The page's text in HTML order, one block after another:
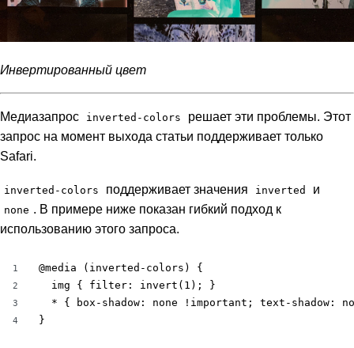
Инвертированный цвет
Медиазапрос inverted-colors
решает эти проблемы. Этот
запрос на момент выхода статьи поддерживает только
Safari.
inverted-colors поддерживает значения inverted и
none . В примере ниже показан гибкий подход к
использованию этого запроса.
1
2
3
4
@media (inverted-colors) {
  img { filter: invert(1); }
* { box-shadow: none !important; text-shadow:
}